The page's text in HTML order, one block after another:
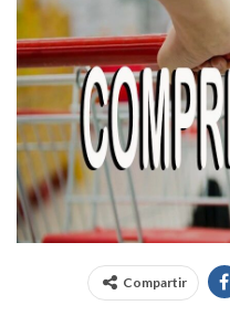
Compartir